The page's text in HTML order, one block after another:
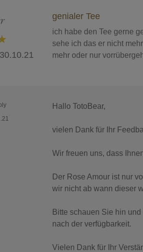
30.10.21
genialer Tee
ich habe den Tee gerne
sehe ich das er nicht
mehr oder nur
Hallo TotoBear,
vielen Dank für Ihr
Wir freuen uns, dass
Der Rose Amour ist nur
wir nicht ab wann dieser
Bitte schauen Sie hin
nach der verfügbarkeit.
Vielen Dank für Ihr